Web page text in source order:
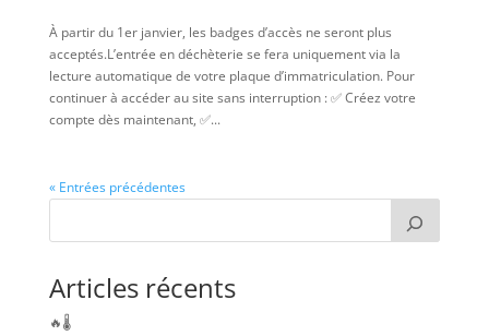
À partir du 1er janvier, les badges d’accès ne seront plus
acceptés.L’entrée en déchèterie se fera uniquement via la
lecture automatique de votre plaque d’immatriculation. Pour
continuer à accéder au site sans interruption : ✅ Créez votre
compte dès maintenant, ✅...
« Entrées précédentes
Articles récents
🔥🌡️